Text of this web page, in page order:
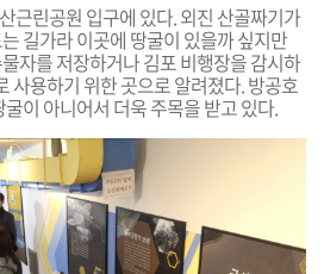
근린공원 입구에 있다. 외진 산골짜기가
길가라 이곳에 땅굴이 있을까 싶지만
자를 저장하거나 김포 비행장을 감시하
사용하기 위한 곳으로 알려졌다. 방공호
이 아니어서 더욱 주목을 받고 있다.